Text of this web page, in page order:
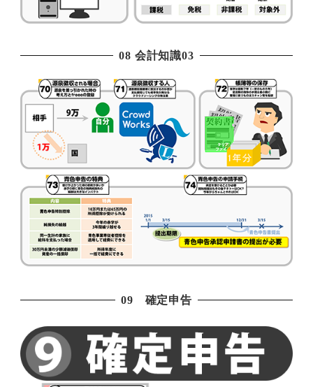
08 会計知識03
09 確定申告